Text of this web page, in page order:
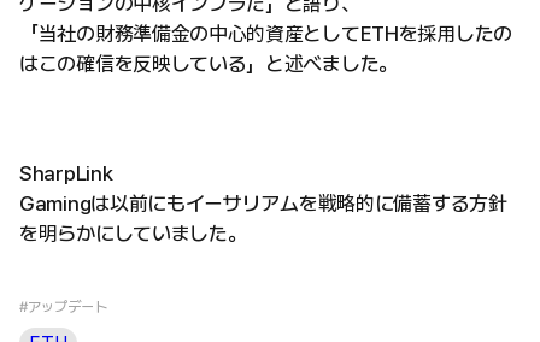
「当社の財務準備金の中心的資産としてETHを採用したの
はこの確信を反映している」と述べました。
SharpLink
Gamingは以前にもイーサリアムを戦略的に備蓄する方針
を明らかにしていました。
#アップデート